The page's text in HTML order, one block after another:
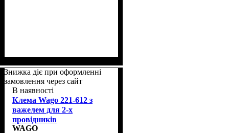
Знижка діє при оформленні
замовлення через сайт
В наявності
Клема Wago 221-612 з
важелем для 2-х
провідників
WAGO